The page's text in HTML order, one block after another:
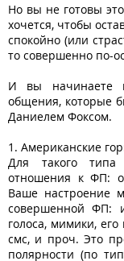
Но вы не готовы
хочется, чтобы
спокойно (или
то совершенно по-
И вы начинаете
общения, которые
Даниелем Фоксом.
1. Американские
Для такого типа
отношения к ФП:
Ваше настроение
совершенной ФП:
голоса, мимики,
смс, и проч. Это
полярности (по